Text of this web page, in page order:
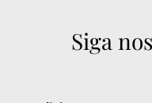
Siga